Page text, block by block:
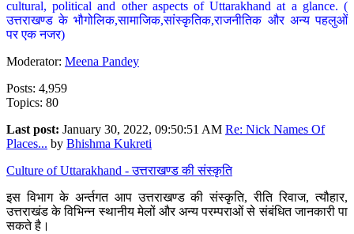
cultural, political and other aspects of Uttarakhand at a glance. (
उत्तराखण्ड के भौगोलिक,सामाजिक,सांस्कृतिक,राजनीतिक और अन्य पहलुओं
पर एक नजर)
Moderator: Meena Pandey
Posts: 4,959
Topics: 80
Last post: January 30, 2022, 09:50:51 AM Re: Nick Names Of
Places... by Bhishma Kukreti
Culture of Uttarakhand - उत्तराखण्ड की संस्कृति
इस विभाग के अर्न्तगत आप उत्तराखण्ड की संस्कृति, रीति रिवाज, त्यौहार,
उत्तराखंड के विभिन्न स्थानीय मेलों और अन्य परम्पराओं से संबंधित जानकारी पा
सकते है।